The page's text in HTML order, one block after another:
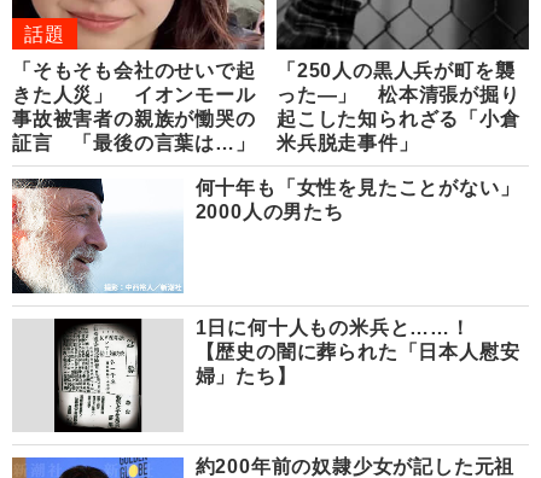
話題
「そもそも会社のせいで起
きた人災」 イオンモール
事故被害者の親族が慟哭の
証言 「最後の言葉は…」
「250人の黒人兵が町を襲
った―」 松本清張が掘り
起こした知られざる「小倉
米兵脱走事件」
何十年も「女性を見たことがない」
2000人の男たち
1日に何十人もの米兵と……！
【歴史の闇に葬られた「日本人慰安
婦」たち】
約200年前の奴隷少女が記した元祖